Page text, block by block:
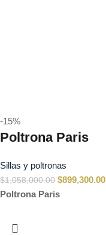
-15%
Poltrona Paris
Sillas y poltronas
$1,058,000.00 $899,300.00
Poltrona Paris